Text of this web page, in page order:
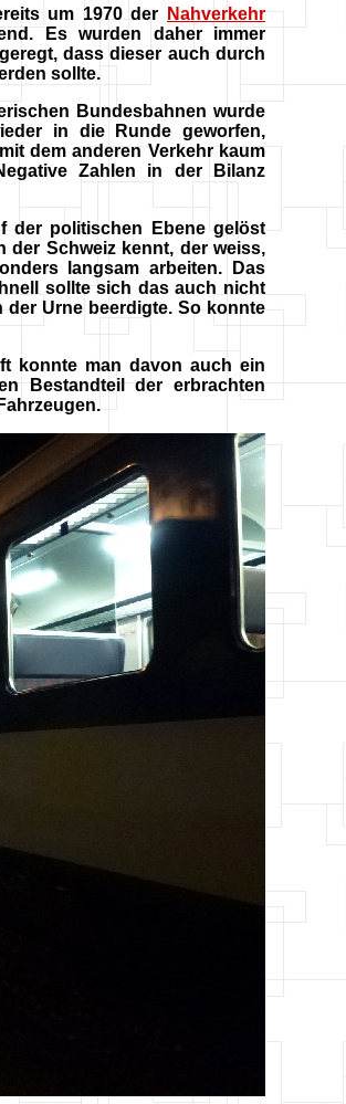
um 1970 der
Nahverkehr
Es wurden daher immer
dass dieser auch durch
sollte.
Bundesbahnen wurde
in die Runde geworfen,
dem anderen Verkehr kaum
Zahlen in der Bilanz
der politischen Ebene gelöst
der Schweiz kennt, der weiss,
langsam arbeiten. Das
sollte sich das auch nicht
der Urne beerdigte. So konnte
konnte man davon auch ein
Bestandteil der erbrachten